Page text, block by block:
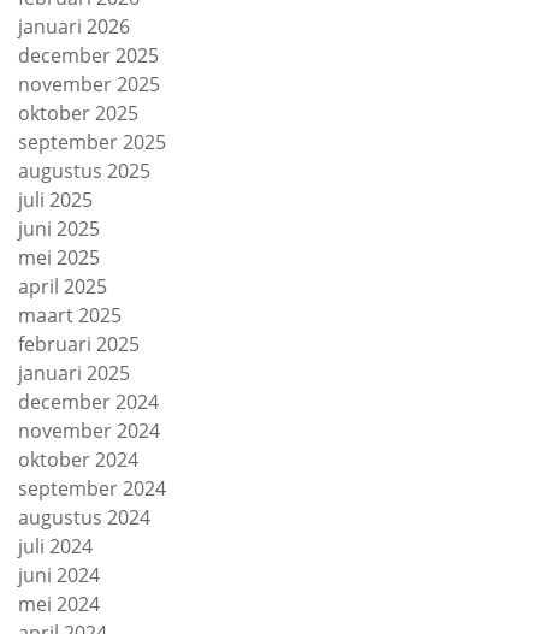
januari 2026
december 2025
november 2025
oktober 2025
september 2025
augustus 2025
juli 2025
juni 2025
mei 2025
april 2025
maart 2025
februari 2025
januari 2025
december 2024
november 2024
oktober 2024
september 2024
augustus 2024
juli 2024
juni 2024
mei 2024